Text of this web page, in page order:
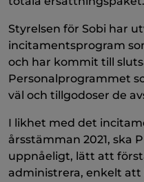
Styrelsen för Sobi har
incitamentsprogram
och har kommit till
Personalprogrammet
väl och tillgodoser de
I likhet med det
årsstämman 2021, ska
uppnåeligt, lätt att
administrera, enkelt